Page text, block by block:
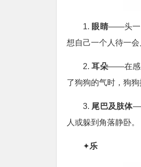
1. 眼睛——头一
想自己一个人待一会
2.耳朵——在感
了狗狗的气时，狗
3. 尾巴及肢体
人或躲到角落静卧。
✦乐